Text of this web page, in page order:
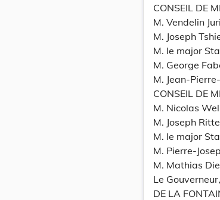
CONSEIL DE
M. Vendelin
M. Joseph
M. le major
M. George
M. Jean-
CONSEIL DE
M. Nicolas
M. Joseph
M. le major
M. Pierre-
M. Mathias
Le Gouverneur,
DE LA